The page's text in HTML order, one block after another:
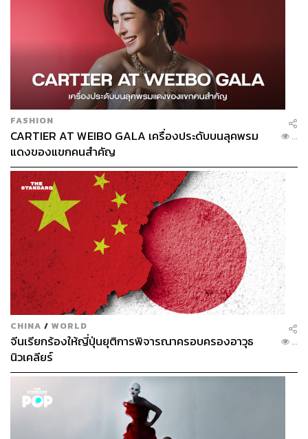
FASHION
CARTIER AT WEIBO GALA เครื่องประดับบนลุคพรม
แดงของแขกคนสำคัญ
...
CHINA / WORLD
จีนเรียกร้องให้ญี่ปุ่นยุติการพิจารณาครอบครองอาวุธ
นิวเคลียร์
...